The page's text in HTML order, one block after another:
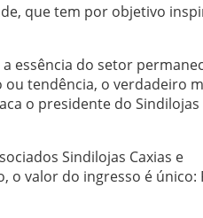
que tem por objetivo
essência do setor
ou tendência, o verdadeiro
o presidente do Sindilojas
Sindilojas Caxias e
o valor do ingresso é único: